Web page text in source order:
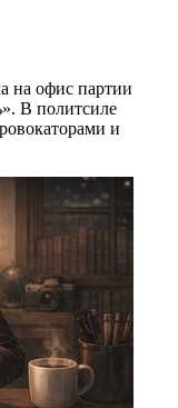
на офис партии
В политсиле
и